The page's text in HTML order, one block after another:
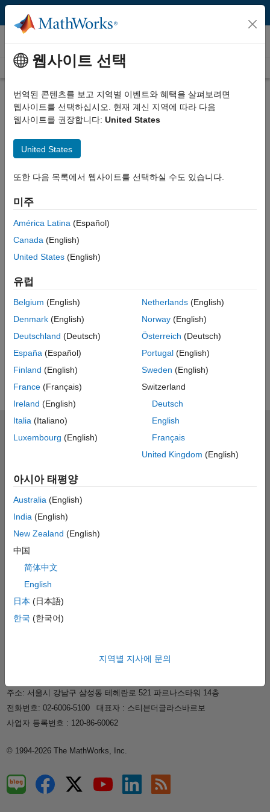
콘텐츠로 바로 가기
비디오
Videos Home Search
Play
Description
What Is Polyspace Code Prover?
Full Transcript
Related Resources
RELATED VIDEOS
View more related videos
웹사이트 선택
번역된 콘텐츠를 보고 지역별 이벤트와 혜택을 살펴보려면
웹사이트를 선택하십시오. 현재 계신 지역에 따라 다음
웹사이트를 권장합니다: United States
United States
또한 다음 목록에서 웹사이트를 선택하실 수도 있습니다.
미주
América Latina (Español)
Canada (English)
United States (English)
유럽
Belgium (English)
Denmark (English)
Deutschland (Deutsch)
España (Español)
Finland (English)
France (Français)
Ireland (English)
Italia (Italiano)
Luxembourg (English)
Netherlands(English)
Norway(English)
Österreich (Deutsch)
Portugal(English)
Sweden (English)
Switzerland
Deutsch
English
Français
United Kingdom (English)
아시아 태평양
Australia (English)
India (English)
New Zealand (English)
中国
简体中文
English
日本 (日本語)
한국 (한국어)
지역별 지사에 문의
Accelerating the pace of engineering and science
다운로드 및 구매
사용 방법
회사 정보
웹사이트 선택
문의하기
주소: 서울시 강남구 삼성동 테헤란로 521 파르나스타워 14층
전화번호: 02-6006-5100
대표자 : 스티븐더글라스바르보
사업자 등록번호 : 120-86-60062
© 1994-2026 The MathWorks, Inc.